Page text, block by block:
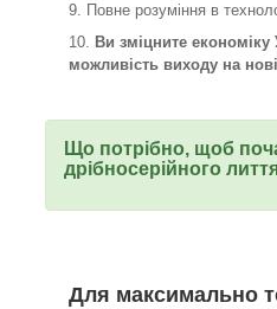
Повне розуміння в
Ви зміцните економіку
можливість виходу на
Що потрібно, щоб
дрібносерійного
Для максимально